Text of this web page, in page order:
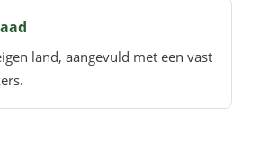
land, aangevuld met een vast